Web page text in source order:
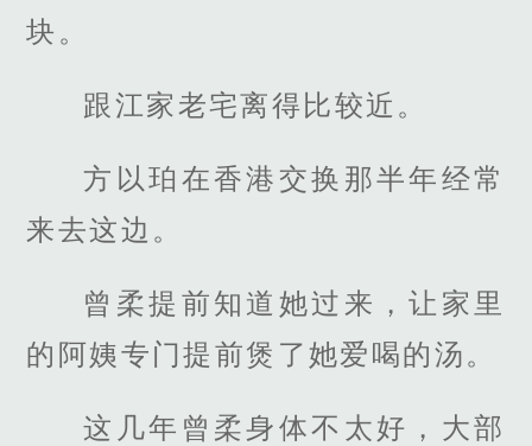
块。
跟江家老宅离得比较近。
方以珀在香港交换那半年经常
来去这边。
曾柔提前知道她过来，让家里
的阿姨专门提前煲了她爱喝的汤。
这几年曾柔身体不太好，大部